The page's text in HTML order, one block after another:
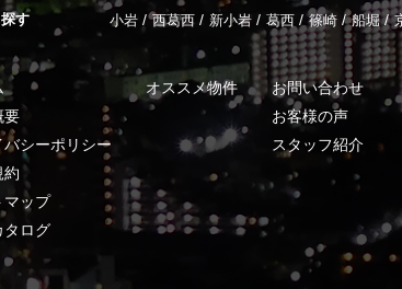
す
小岩 / 西葛西 / 新小岩 / 葛西 / 篠崎 / 船堀 /
要
バシーポリシー
約
マップ
タログ
オススメ物件
お問い合わせ
お客様の声
スタッフ紹介